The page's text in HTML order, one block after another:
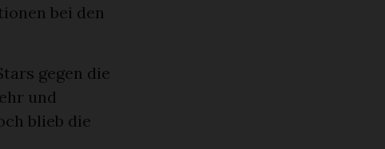
bei den
gegen die
und
blieb die